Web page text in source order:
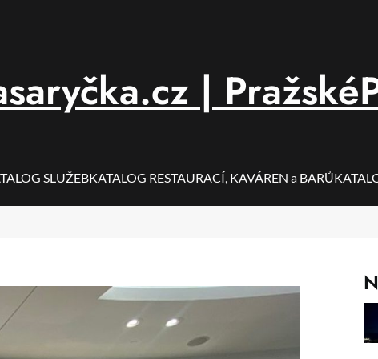
|
SLUŽEBKATALOG RESTAURACÍ, KAVÁREN a BARŮ